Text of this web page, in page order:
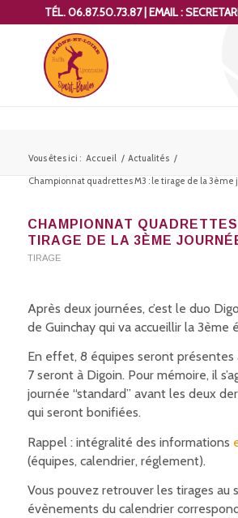
TÉL. 06.87.50.73.87 | EMAIL :
Vous êtes ici : Accueil / Actualités /
Championnat quadrettes M3 : le tirage de la 3ème
CHAMPIONNAT
TIRAGE DE LA 3ÈME
TIRAGE
Après deux journées, c’est le duo
de Guinchay qui va accueillir la 3ème
En effet, 8 équipes seront présentes
7 seront à Digoin. Pour mémoire, il
journée “standard” avant les deux
qui seront bonifiées.
Rappel : intégralité des informations
(équipes, calendrier, réglement).
Vous pouvez retrouver les tirages au
évènements du calendrier